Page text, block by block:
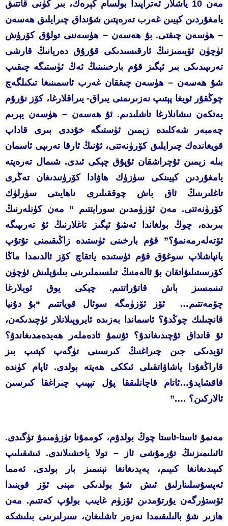
مەن 10 ياشلار ئەتراپىدا بولسام كېرەك، بىر كۈنى قاتتىق
يامغۇردىن كېيىن غەرب تەرەپتىن شۇنداق چىرايلىق ھەسەن
– ھۈسەن چىقتى. بۇ ھەسەن – ھۈسەننى تولۇق كۆرۈش
ئۈچۈن ئۆيىمىزنىڭ ئارقىسىدىكى قۇرۇق دەريانىڭ قارشى
تەرىپىدىكى بىر ئېگىز قۇم بارخىنىنىڭ ئەڭ ئۈستىگە چىقىپ
شۇ ھەسەن – ھۈسەن چىققان غەرب ئاسمىنىغا تىكىلگەچ
چوڭقۇر ئويغا پېتىپ نەزىرىمنى يىراق- يىراقلارغا، كۆز نۇرۇم
يەتكەن نىشانلارغا تاشلىدىم. ئۇ ھەسەن – ھۈسەن يېرىم
چەمبەر شەكلىدە زېمىن ئۈستىگە خۇددى بىرى قاداپ
قويغاندەك چىرايلىق كۆرۈنەتتى، ئۇنىڭ ئارقا تەرىپى ئاسمان
بىلە زېمىن ئۇچراشقان ئۇپۇق چېكى ئىدى. شىمال تەرەپتە
يامغۇردىن كېيىنكى سۈزۈك ھاۋادا كۆرۈنىدىغان تەڭرى
تاغلىرىنىڭ ئاق باش چوققىلىرى ناھايىتى سۈرلۈك
كۆرۈنەتتى. مەن ئۆزۈمدىن سورايتتىم “ مەن كۈنلەرنىڭ
بىرىدە، چوڭ بولغاندا ئەشۇ ئېگىز تاغلارنىڭ ئۇ تەرىپىگە
ئۆتەلەرمەنمۇ؟” قۇم بارخىنى ئۈستىدە زاڭىقىمنى تۇتۇپ
يانپاشلاپ سوغۇق قۇم ئۈستىدە ياتقاچ كۆز ئالدىمدا ماڭا
كۆرسىتىلىۋاتقان بۇ ئالەمنىڭ تىلسىملىرىنى بىلىۋېلىش ئۈچۈن
تىنىمسىز باش قاتۇراتتىم. چېكى يوق ئويلارغا
چۆمەتتىم… ئۆز ئۆزۈمگە سوئال قوياتتىم “بۇ دۇنيا
قانچىلىك چوڭدۇ؟ ئاسماندا بەزىدە ئايروپىلانلار ئۈچىدىكەن،
ئۇ قانداق ئۇچىدىغاندۇ؟ ئۇنىمۇ ئادەملەر ھەيدەمدىغاندۇ؟
ئۆيدىكى جىن چىراغنىڭ كىرسىنى تۈگەپ كېتىپ بىز
قاراڭغۇدا ياشاۋاتقىلى ئىككى ھەپتە بولدى. ئاپام كۈندە
قاقشايدۇ…ئاتام قاچانلىققا پۇل تېپىپ چىراغقا كىرسىن
ئالاركىن؟ ….”
مەنمۇ ئاستا-ئاستا چوڭ بولدۇم، كوممۇنا تۈزۈمىمۇ تۈگىدى.
ئائىلىمىزنىڭ تۇرمۇشى ئاز – تولا ياخشىلاندى. ئىشقىلىپ
كىيىدىغانغا كىيىم، يەيدىغانغا نېنىمىز بار بولدى. ئەمما
ئەپسۇسلىنارلىق ئىش شۇ بولدىكى مېنى ئۆز قوينىدا
ئۆستۈرگەن يۇرتۇمدىن ئۆزۈم غايىب بولۇپ كەتتىم. مەن
ھازىر شۇ بالىلىقىمدا نەزەر تاشلىغان، سىرلىرىنى بىلىشكە